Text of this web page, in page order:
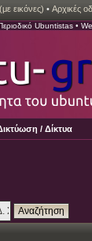
εικόνες) • Αρχικές
Ubuntistas •
/ Δίκτυα